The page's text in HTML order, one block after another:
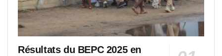
Résultats du BEPC 2025 en